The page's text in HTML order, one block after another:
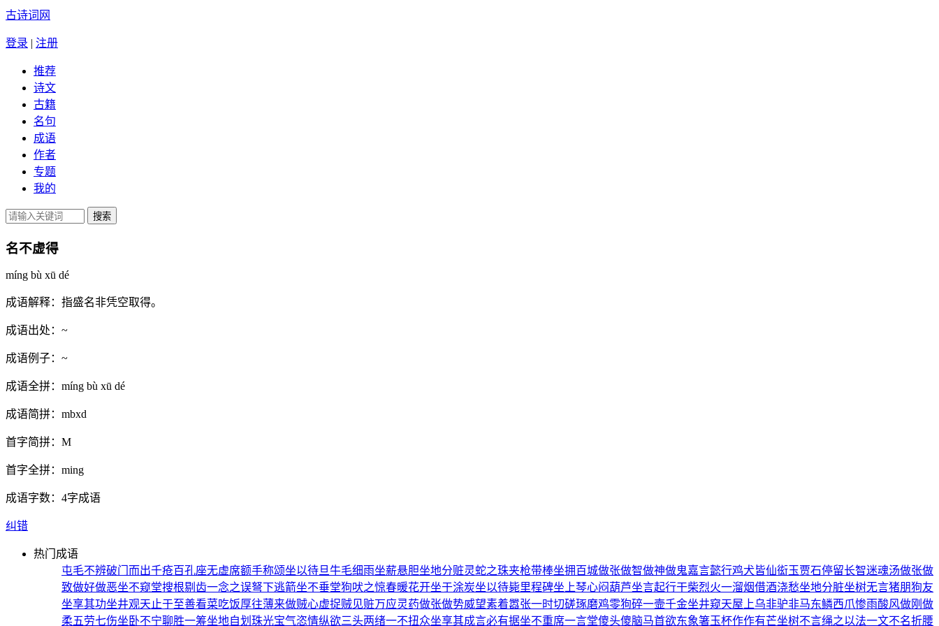
古诗词网
登录 | 注册
推荐
诗文
古籍
名句
成语
作者
专题
我的
名不虚得
míng bù xū dé
成语解释： 指盛名非凭空取得。
成语出处： ~
成语例子： ~
成语全拼： míng bù xū dé
成语简拼： mbxd
首字简拼： M
首字全拼： ming
成语字数： 4字成语
纠错
热门成语
屯毛不辨破门而出千疮百孔座无虚席额手称颂坐以待旦牛毛细雨坐薪悬胆坐地分赃灵蛇之珠夹枪带棒坐拥百城做张做智做神做鬼嘉言懿行鸡犬皆仙衒玉贾石停留长智迷魂汤做张做
致做好做恶坐不窥堂搜根剔齿一念之误弩下逃箭坐不垂堂狗吠之惊春暖花开坐于涂炭坐以待毙里程碑坐上琴心闷葫芦坐言起行干柴烈火一溜烟借酒浇愁坐地分脏坐树无言猪朋狗友
坐享其功坐井观天止于至善看菜吃饭厚往薄来做贼心虚捉贼见赃万应灵药做张做势威望素着嚣张一时切磋琢磨鸡零狗碎一壸千金坐井窥天屋上乌非驴非马东鳞西爪惨雨酸风做刚做
柔五劳七伤坐卧不宁聊胜一筹坐地自划 珠光宝气恣情纵欲三头两绪一不扭众坐享其成言必有据坐不重席一言堂傻头傻脑马首欲东象箸玉杯作作有芒坐树不言绳之以法一文不名折腰